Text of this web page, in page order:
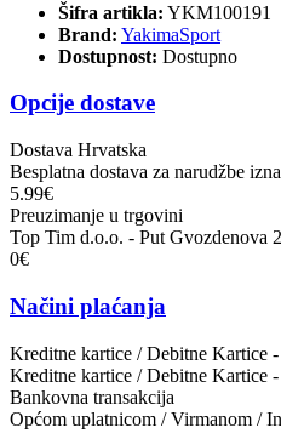
Šifra artikla: YKM100191
Brand: YakimaSport
Dostupnost: Dostupno
Opcije dostave
Dostava Hrvatska
Besplatna dostava za narudžbe
5.99€
Preuzimanje u trgovini
Top Tim d.o.o. - Put Gvozdenova
0€
Načini plaćanja
Kreditne kartice / Debitne Kartice
Kreditne kartice / Debitne Kartice
Bankovna transakcija
Općom uplatnicom / Virmanom /